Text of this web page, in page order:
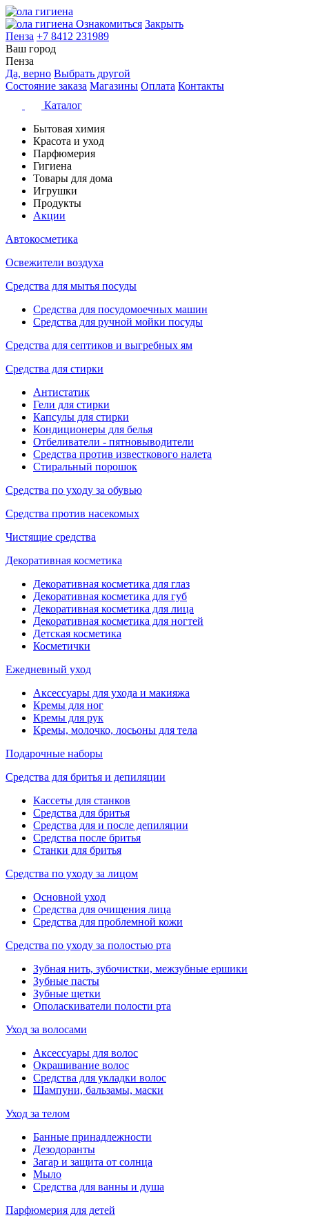
Ознакомиться Закрыть
Пенза +7 8412 231989
Ваш город
Пенза
Да, верно Выбрать другой
Состояние заказа Магазины Оплата Контакты
Каталог
Бытовая химия
Красота и уход
Парфюмерия
Гигиена
Товары для дома
Игрушки
Продукты
Акции
Автокосметика
Освежители воздуха
Средства для мытья посуды
Средства для посудомоечных машин
Средства для ручной мойки посуды
Средства для септиков и выгребных ям
Средства для стирки
Антистатик
Гели для стирки
Капсулы для стирки
Кондиционеры для белья
Отбеливатели - пятновыводители
Средства против известкового налета
Стиральный порошок
Средства по уходу за обувью
Средства против насекомых
Чистящие средства
Декоративная косметика
Декоративная косметика для глаз
Декоративная косметика для губ
Декоративная косметика для лица
Декоративная косметика для ногтей
Детская косметика
Косметички
Ежедневный уход
Аксессуары для ухода и макияжа
Кремы для ног
Кремы для рук
Кремы, молочко, лосьоны для тела
Подарочные наборы
Средства для бритья и депиляции
Кассеты для станков
Средства для бритья
Средства для и после депиляции
Средства после бритья
Станки для бритья
Средства по уходу за лицом
Основной уход
Средства для очищения лица
Средства для проблемной кожи
Средства по уходу за полостью рта
Зубная нить, зубочистки, межзубные ершики
Зубные пасты
Зубные щетки
Ополаскиватели полости рта
Уход за волосами
Аксессуары для волос
Окрашивание волос
Средства для укладки волос
Шампуни, бальзамы, маски
Уход за телом
Банные принадлежности
Дезодоранты
Загар и защита от солнца
Мыло
Средства для ванны и душа
Парфюмерия для детей